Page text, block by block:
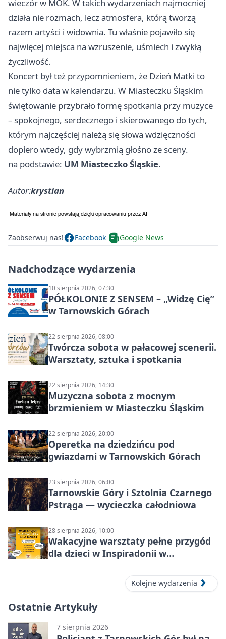
wieczór w MOK. W takich wydarzeniach najmocniej
działa nie rozmach, lecz atmosfera, którą tworzą
razem artyści i widownia. Tu właśnie pojawiło się
najwięcej miejsca na wzruszenie, uśmiech i zwykłą
życzliwość.
Koncert był też przypomnieniem, że Dzień Matki to
nie tylko data w kalendarzu. W Miasteczku Śląskim
świętowanie przybrało formę spotkania przy muzyce
– spokojnego, serdecznego i skierowanego do tych,
którym najczęściej należą się słowa wdzięczności
dopiero wtedy, gdy wybrzmią głośno ze sceny.
na podstawie: UM Miasteczko Śląskie.
Autor:krystian
Zaobserwuj nas! Facebook Google News
Nadchodzące wydarzenia
10 sierpnia 2026, 07:30
PÓŁKOLONIE Z SENSEM – „Widzę Cię”
w Tarnowskich Górach
22 sierpnia 2026, 08:00
Twórcza sobota w pałacowej scenerii.
Warsztaty, sztuka i spotkania
22 sierpnia 2026, 14:30
Muzyczna sobota z mocnym
brzmieniem w Miasteczku Śląskim
22 sierpnia 2026, 20:00
Operetka na dziedzińcu pod
gwiazdami w Tarnowskich Górach
23 sierpnia 2026, 06:00
Tarnowskie Góry i Sztolnia Czarnego
Pstrąga — wycieczka całodniowa
28 sierpnia 2026, 10:00
Wakacyjne warsztaty pełne przygód
dla dzieci w Inspiradonii w
Kolejne wydarzenia
Ostatnie Artykuły
7 sierpnia 2026